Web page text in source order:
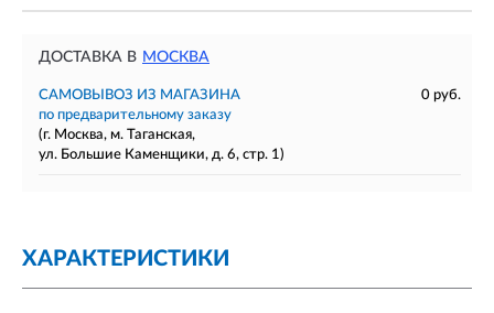
ДОСТАВКА В МОСКВА
САМОВЫВОЗ ИЗ МАГАЗИНА
0 руб.
по предварительному заказу
(г. Москва, м. Таганская,
ул. Большие Каменщики, д. 6, стр. 1)
ХАРАКТЕРИСТИКИ